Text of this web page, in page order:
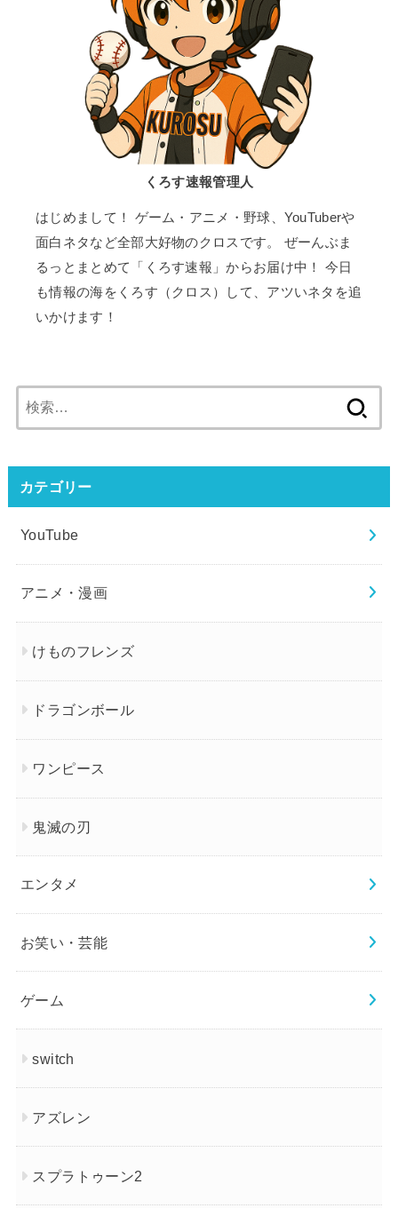
くろす速報管理人
はじめまして！ ゲーム・アニメ・野球、YouTuberや
面白ネタなど全部大好物のクロスです。 ぜーんぶま
るっとまとめて「くろす速報」からお届け中！ 今日
も情報の海をくろす（クロス）して、アツいネタを追
いかけます！
索:
カテゴリー
YouTube
アニメ・漫画
けものフレンズ
ドラゴンボール
ワンピース
鬼滅の刃
エンタメ
お笑い・芸能
ゲーム
switch
アズレン
スプラトゥーン2